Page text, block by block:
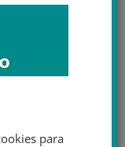
para